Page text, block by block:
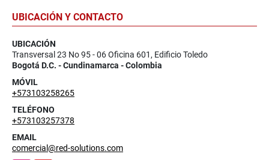
UBICACIÓN Y CONTACTO
UBICACIÓN
Transversal 23 No 95 - 06 Oficina 601, Edificio Toledo
Bogotá D.C. - Cundinamarca - Colombia
MÓVIL
+573103258265
TELÉFONO
+573103257378
EMAIL
comercial@red-solutions.com